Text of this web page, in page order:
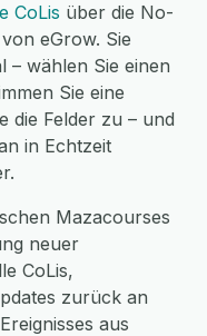
CoLis über die No-
eGrow. Sie
– wählen Sie einen
Sie eine
die Felder zu – und
in Echtzeit
Mazacourses
neuer
CoLis,
zurück an
aus